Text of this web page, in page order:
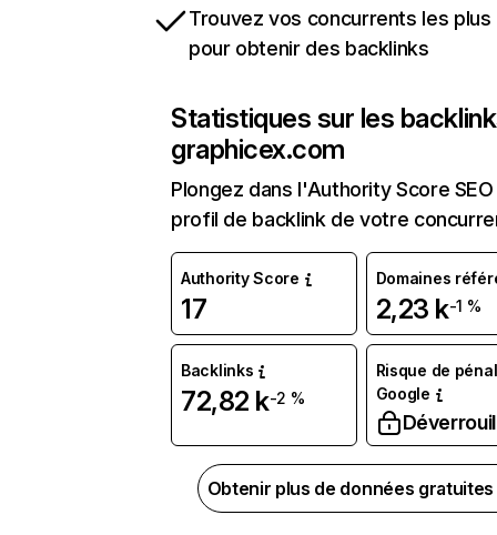
Trouvez vos concurrents les
pour obtenir des backlinks
Statistiques sur les
graphicex.com
Plongez dans l'Authority Score
profil de backlink de votre
Authority Score
17
Domaines
2,23 k-1 %
Backlinks
72,82 k-2 %
Risque de
Google
Obtenir plus de données